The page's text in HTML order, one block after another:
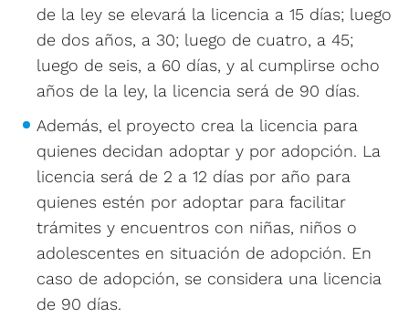
de la ley se elevará la licencia a 15 días; luego
de dos años, a 30; luego de cuatro, a 45;
luego de seis, a 60 días, y al cumplirse ocho
años de la ley, la licencia será de 90 días.
Además, el proyecto crea la licencia para
quienes decidan adoptar y por adopción. La
licencia será de 2 a 12 días por año para
quienes estén por adoptar para facilitar
trámites y encuentros con niñas, niños o
adolescentes en situación de adopción. En
caso de adopción, se considera una licencia
de 90 días.